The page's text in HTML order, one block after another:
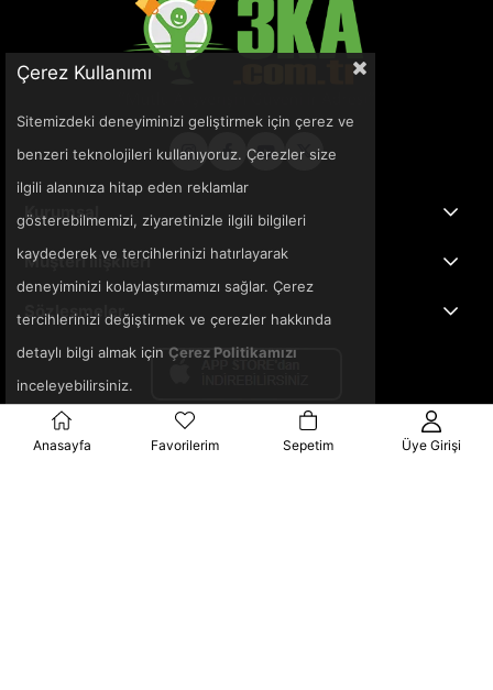
Kurumsal
Müşteri İlişkileri
Sözleşmeler
Çerez Kullanımı
Sitemizdeki deneyiminizi geliştirmek için çerez ve
benzeri teknolojileri kullanıyoruz. Çerezler size
ilgili alanınıza hitap eden reklamlar
gösterebilmemizi, ziyaretinizle ilgili bilgileri
kaydederek ve tercihlerinizi hatırlayarak
deneyiminizi kolaylaştırmamızı sağlar. Çerez
tercihlerinizi değiştirmek ve çerezler hakkında
detaylı bilgi almak için Çerez Politikamızı
inceleyebilirsiniz.
Anasayfa Favorilerim Sepetim Üye Girişi